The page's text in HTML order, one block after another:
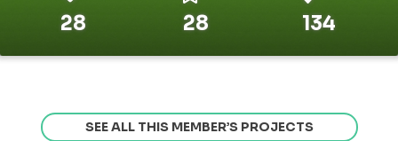
28 28 134
SEE ALL THIS MEMBER’S PROJECTS